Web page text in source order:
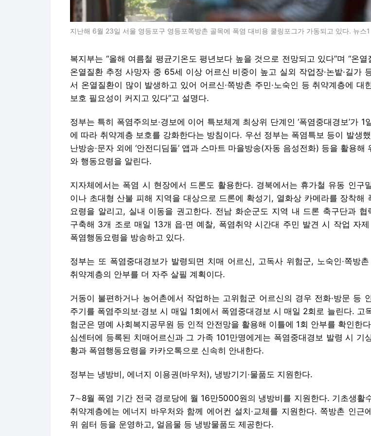
지난해 6월 23일 서울 영등포구 영등포쪽방촌 골목에 폭염 대비용 쿨링포그가 가동되고 있다. 뉴스1
복지부는 “올해 여름철 평균기온도 평년보다 높을 것으로 전망되고 있다”며 “온열
온열질환 추정 사망자 중 65세 이상 어르신 비중이 높고 실외 작업장·논밭·길가
서 온열질환이 많이 발생하고 있어 어르신·쪽방촌 주민·노숙인 등 취약계층에 대
보호 필요성이 커지고 있다”고 설명다.
정부는 특히 폭염주의보·경보에 이어 특보체계 최상위 단계인 ‘폭염중대경보’가 1
에 따라 취약계층 보호를 강화한다는 방침이다. 우선 정부는 폭염특보 등이 발생
난방송·문자 외에 ‘안전디딤돌’ 앱과 스마트 마을방송(자동 음성전화) 등을 활용해
와 행동요령을 알린다.
지자체에서는 폭염 시 현장에서 드론도 활용한다. 경북에서는 휴가철 유동 인구
이나 초대형 산불 피해 지역을 대상으로 드론에 확성기, 열화상 카메라를 장착해
요령을 알리고, 실내 이동을 권고한다. 전남 화순군도 지역 내 드론 축구단과 협
구축해 3개 조로 매일 13개 읍·면 예찰, 폭염취약 시간대 주민 발견 시 작업 자
폭염행동요령을 방송하고 있다.
정부는 또 폭염중대경보가 발령되면 치매 어르신, 고독사 위험군, 노숙인·쪽방
취약계층의 안부를 더 자주 살필 계획이다.
거동이 불편하거나 농어촌에서 작업하는 고위험군 어르신의 경우 전화·방문 등
주기를 폭염주의보·경보 시 매일 1회에서 폭염중대경보 시 매일 2회로 늘린다. 고
험군은 명예 사회복지공무원 등 인적 안전망을 활용해 이틀에 1회 안부를 확인한
심센터에 등록된 치매어르신과 그 가족 101만명에게는 폭염중대경보 발령 시 기
황과 폭염행동요령을 카카오톡으로 신속히 안내한다.
정부는 냉방비, 에너지 이용권(바우처), 냉방기기·물품도 지원한다.
7∼8월 폭염 기간 전국 경로당에 월 16만5000원의 냉방비를 지원한다. 기초생활
취약계층에는 에너지 바우처와 함께 에어컨 설치·교체를 지원한다. 쪽방촌 인근
위 쉼터 등을 운영하고, 얼음물 등 냉방물품도 제공한다.